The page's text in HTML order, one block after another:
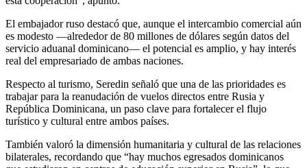
El embajador ruso destacó que, aunque el intercambio comercial aún
es modesto —alrededor de 80 millones de dólares según datos del
servicio aduanal dominicano— el potencial es amplio, y hay interés
real del empresariado de ambas naciones.
Respecto al turismo, Seredin señaló que una de las prioridades es
trabajar para la reanudación de vuelos directos entre Rusia y
República Dominicana, un paso clave para fortalecer el flujo
turístico y cultural entre ambos países.
También valoró la dimensión humanitaria y cultural de las relaciones
bilaterales, recordando que “hay muchos egresados dominicanos